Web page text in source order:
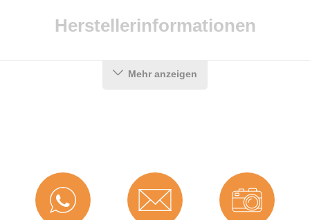
Herstellerinformationen
Mehr anzeigen